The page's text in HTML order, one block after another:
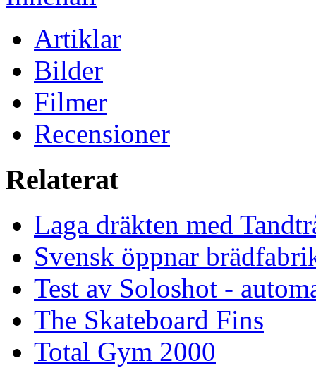
Artiklar
Bilder
Filmer
Recensioner
Relaterat
Laga dräkten med
Svensk öppnar
Test av Soloshot -
The Skateboard Fins
Total Gym 2000